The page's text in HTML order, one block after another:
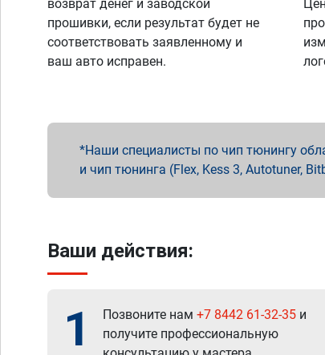
возврат денег и заводской
прошивки, если результат будет не
соответствовать заявленному и
ваш авто исправен.
Наши специалисты по чип тюнингу
и чип тюнинга (Flex, Kess 3, Autotuner,
Ваши действия:
1 Позвоните нам +7 8442 61-32-35 и
получите профессиональную